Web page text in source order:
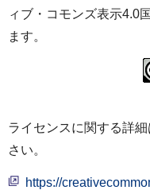
ィブ・コモンズ表示4.0
ます。
ライセンスに関する詳
さい。
https://